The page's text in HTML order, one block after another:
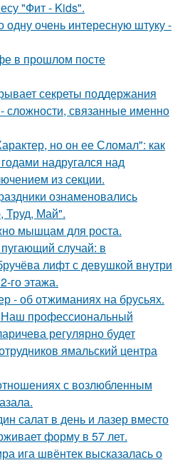
"Фит - Kids".
одну очень интересную штуку -
в прошлом посте
секреты поддержания
связанные именно
но он ее Сломал": как
надругался над
из секции.
ознаменовались
Труд, Май".
мышцам для роста.
случай: в
лифт с девушкой внутри
го этажа.
- об отжиманиях на брусьях.
профессиональный
регулярно будет
ямальский центра
с возлюбленным
салат в день и лазер вместо
форму в 57 лет.
ига швёнтек высказалась о